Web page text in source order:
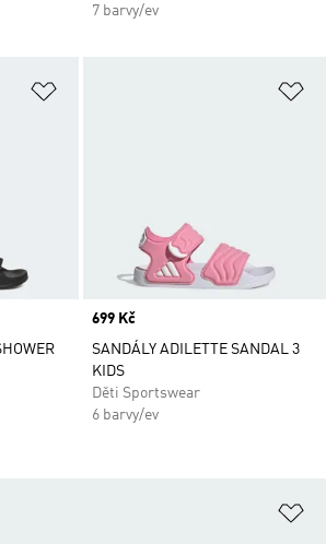
7 barvy/ev
Price
699 Kč
SANDÁLY ADILETTE SANDAL 3
KIDS
Děti Sportswear
6 barvy/ev